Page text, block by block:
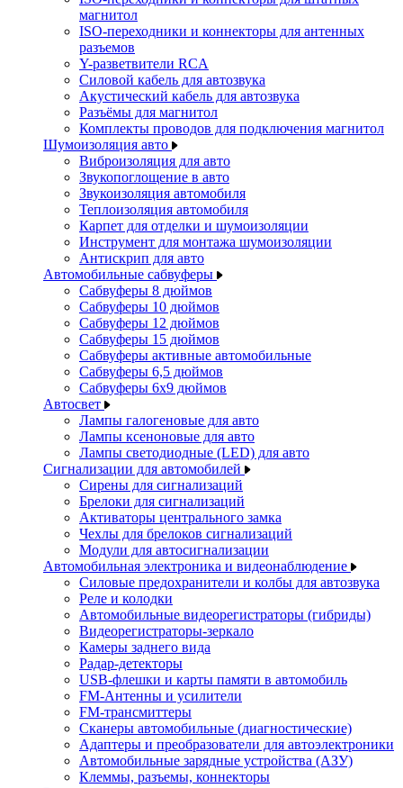
магнитол
ISO-переходники и коннекторы для антенных
разъемов
Y-разветвители RCA
Силовой кабель для автозвука
Акустический кабель для автозвука
Разъёмы для магнитол
Комплекты проводов для подключения магнитол
Шумоизоляция авто
Виброизоляция для авто
Звукопоглощение в авто
Звукоизоляция автомобиля
Теплоизоляция автомобиля
Карпет для отделки и шумоизоляции
Инструмент для монтажа шумоизоляции
Антискрип для авто
Автомобильные сабвуферы
Сабвуферы 8 дюймов
Сабвуферы 10 дюймов
Сабвуферы 12 дюймов
Сабвуферы 15 дюймов
Сабвуферы активные автомобильные
Сабвуферы 6,5 дюймов
Сабвуферы 6x9 дюймов
Автосвет
Лампы галогеновые для авто
Лампы ксеноновые для авто
Лампы светодиодные (LED) для авто
Сигнализации для автомобилей
Сирены для сигнализаций
Брелоки для сигнализаций
Активаторы центрального замка
Чехлы для брелоков сигнализаций
Модули для автосигнализации
Автомобильная электроника и видеонаблюдение
Силовые предохранители и колбы для автозвука
Реле и колодки
Автомобильные видеорегистраторы (гибриды)
Видеорегистраторы-зеркало
Камеры заднего вида
Радар-детекторы
USB-флешки и карты памяти в автомобиль
FM-Антенны и усилители
FM-трансмиттеры
Сканеры автомобильные (диагностические)
Адаптеры и преобразователи для автоэлектроники
Автомобильные зарядные устройства (АЗУ)
Клеммы, разъемы, коннекторы